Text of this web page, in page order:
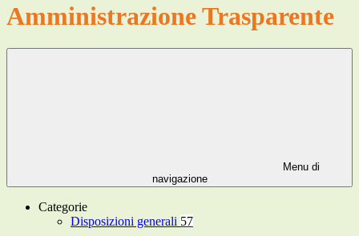
Amministrazione Trasparente
Menu di
navigazione
Categorie
Disposizioni generali 57